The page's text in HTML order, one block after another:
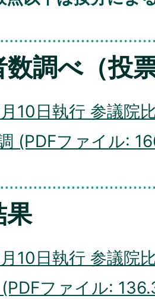
調べ（投
10日執行 参議院
(PDFファイル:
果
10日執行 参議院
ファイル: